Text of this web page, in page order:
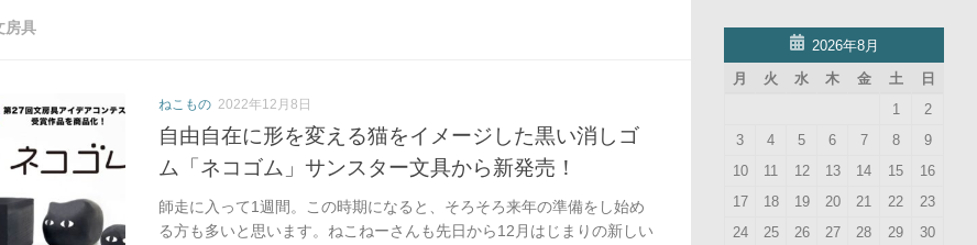
房具
ねこもの 2022年12月8日
自由自在に形を変える猫をイメージした黒い消しゴ
ム「ネコゴム」サンスター文具から新発売！
師走に入って1週間。この時期になると、そろそろ来年の準備をし始め
る方も多いと思います。ねこねーさんも先日から12月はじまりの新しい
2026年8月
月
火 水 木 金 土
日
1
2
3
4 5 6 7 8
9
10
11 12 13 14 15
16
17
18 19 20 21 22
23
24
25 26 27 28 29
30